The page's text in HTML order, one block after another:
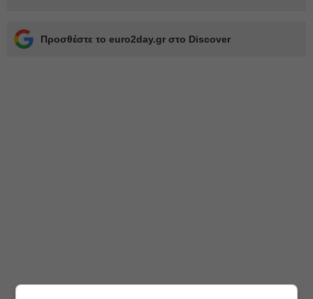
Προσθέστε το euro2day.gr στο Discover